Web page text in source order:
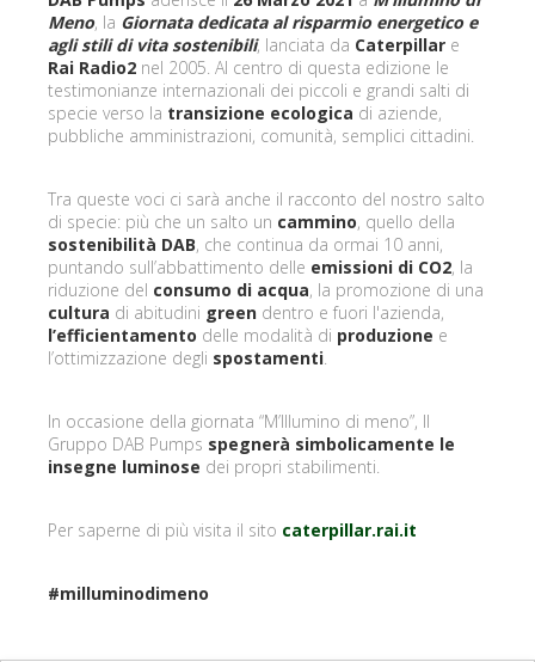
Meno, la Giornata dedicata al risparmio energetico e
agli stili di vita sostenibili, lanciata da Caterpillar e
Rai Radio2 nel 2005. Al centro di questa edizione le
testimonianze internazionali dei piccoli e grandi salti di
specie verso la transizione ecologica di aziende,
pubbliche amministrazioni, comunità, semplici cittadini.
Tra queste voci ci sarà anche il racconto del nostro salto
di specie: più che un salto un cammino, quello della
sostenibilità DAB, che continua da ormai 10 anni,
puntando sull’abbattimento delle emissioni di CO2, la
riduzione del consumo di acqua, la promozione di una
cultura di abitudini green dentro e fuori l'azienda,
l’efficientamento delle modalità di produzione e
l’ottimizzazione degli spostamenti
In occasione della giornata “M’Illumino di meno”, Il
Gruppo DAB Pumps spegnerà simbolicamente le
insegne luminose dei propri stabilimenti.
Per saperne di più visita il sito caterpillar.rai.it
#milluminodimeno